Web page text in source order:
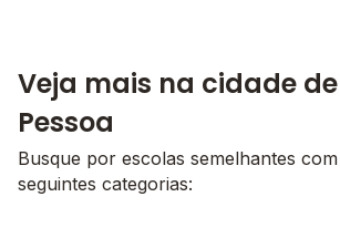
Veja mais na cidade
Pessoa
Busque por escolas semelhantes
seguintes categorias: